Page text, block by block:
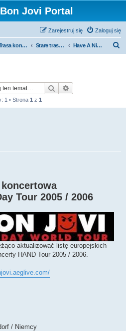
Jovi Portal
Zaloguj się
Zarejestruj się
Trasa koncertowa Stare trasy koncertowe Have A Nice Day Tour 2005 / 2006
Szukaj
1 • Strona 1 z 1
koncertowa
Tour 2005 / 2006
aktualizować listę europejskich
HAND Tour 2005 / 2006.
/ Niemcy